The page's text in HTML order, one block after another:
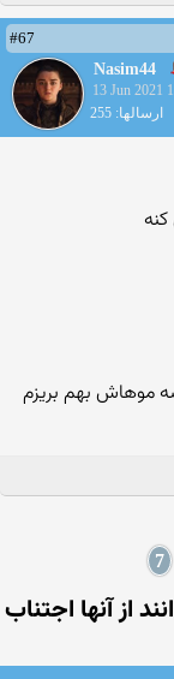
#67
Nasim44
13 Jun 2021
ارسالها: 255
موهاش بهم بریزم
7
از آنها اجتناب